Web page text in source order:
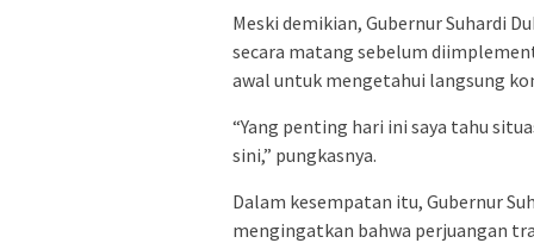
Meski demikian, Gubernur Suhardi
secara matang sebelum
awal untuk mengetahui langsung
“Yang penting hari ini saya tahu
sini,” pungkasnya.
Dalam kesempatan itu, Gubernur
mengingatkan bahwa perjuangan